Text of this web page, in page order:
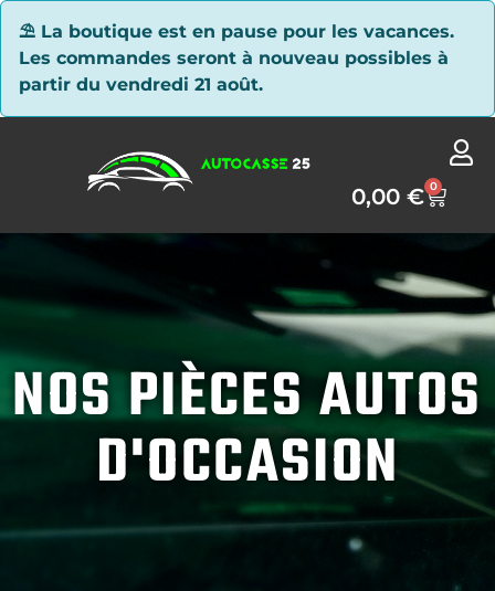
⛱ La boutique est en pause pour les vacances.
Les commandes seront à nouveau possibles à
partir du vendredi 21 août.
0,00€ 0
NOS PIÈCES AUTOS
D'OCCASION
Panneau de gestion des cookies